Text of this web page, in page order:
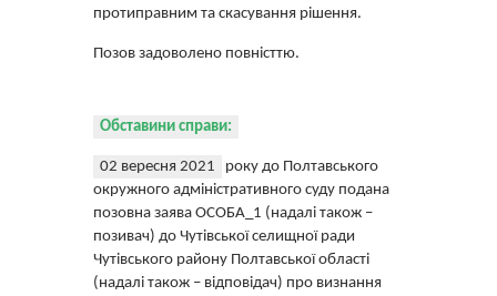
протиправним та скасування рішення.
Позов задоволено повністтю.
Обставини справи:
02 вересня 2021
року до Полтавського
окружного адміністративного суду подана
позовна заява ОСОБА_1 (надалі також –
позивач) до Чутівської селищної ради
Чутівського району Полтавської області
(надалі також – відповідач) про визнання